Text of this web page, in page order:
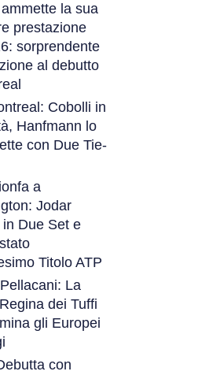
la sua
prestazione
sorprendente
al debutto
Cobolli in
Hanfmann lo
con Due Tie-
a
Jodar
in Due Set e
Titolo ATP
La
dei Tuffi
gli Europei
con